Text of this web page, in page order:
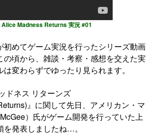
Madness Returns 実況 #01
初めてゲーム実況を行ったシリーズ動画
頃から、雑談・考察・感想を交えた実
変わらずでゆったり見られます。
ドネス リターンズ
』に関して先日、アメリカン・マ
）氏がゲーム開発を行っていた上
発表しましたね…。